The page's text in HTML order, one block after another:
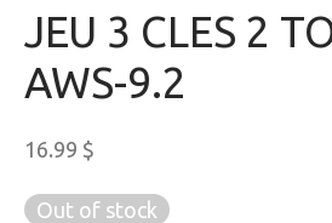
JEU 3 CLES 2
AWS-9.2
16.99 $
Out of stock